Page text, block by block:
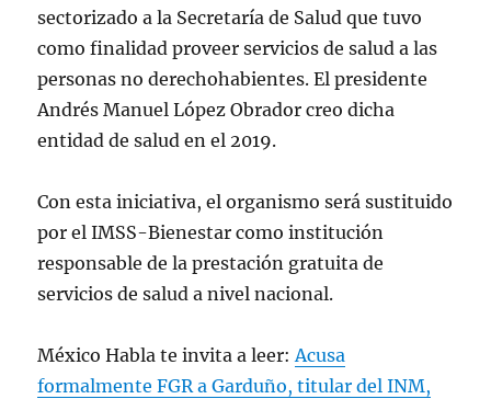
sectorizado a la Secretaría de Salud que tuvo
como finalidad proveer servicios de salud a las
personas no derechohabientes. El presidente
Andrés Manuel López Obrador creo dicha
entidad de salud en el 2019.
Con esta iniciativa, el organismo será sustituido
por el IMSS-Bienestar como institución
responsable de la prestación gratuita de
servicios de salud a nivel nacional.
México Habla te invita a leer:Acusa
formalmente FGR a Garduño, titular del INM,